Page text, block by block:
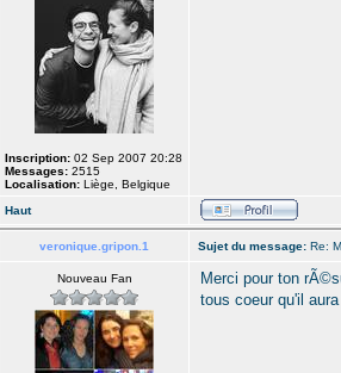
Inscription: 02 Sep 2007 20:28
Messages: 2515
Localisation: Liège, Belgique
Haut
veronique.gripon.1 Sujet du message: Re:
Nouveau Fan
Merci pour ton
tous coeur qu'il